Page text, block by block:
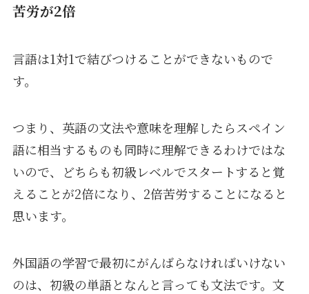
苦労が2倍
言語は1対1で結びつけることができないもので
す。
つまり、英語の文法や意味を理解したらスペイン
語に相当するものも同時に理解できるわけではな
いので、どちらも初級レベルでスタートすると覚
えることが2倍になり、2倍苦労することになると
思います。
外国語の学習で最初にがんばらなければいけない
のは、初級の単語となんと言っても文法です。文